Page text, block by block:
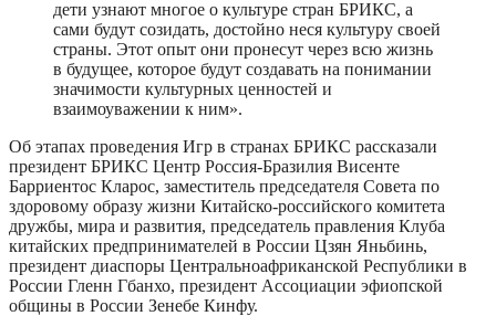
дети узнают многое о культуре стран БРИКС, а
сами будут созидать, достойно неся культуру своей
страны. Этот опыт они пронесут через всю жизнь
в будущее, которое будут создавать на понимании
значимости культурных ценностей и
взаимоуважении к ним».
Об этапах проведения Игр в странах БРИКС рассказали
президент БРИКС Центр Россия-Бразилия Висенте
Барриентос Кларос, заместитель председателя Совета по
здоровому образу жизни Китайско-российского комитета
дружбы, мира и развития, председатель правления Клуба
китайских предпринимателей в России Цзян Яньбинь,
президент диаспоры Центральноафриканской Республики в
России Гленн Гбанхо, президент Ассоциации эфиопской
общины в России Зенебе Кинфу.